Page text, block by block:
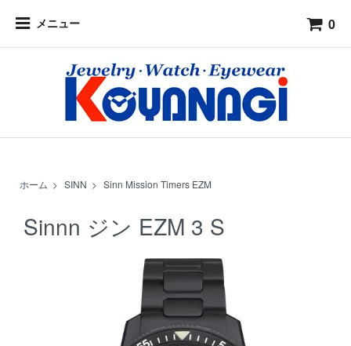
メニュー 0
ホーム > SINN > Sinn Mission Timers EZM
Sinnn ジン EZM 3 S